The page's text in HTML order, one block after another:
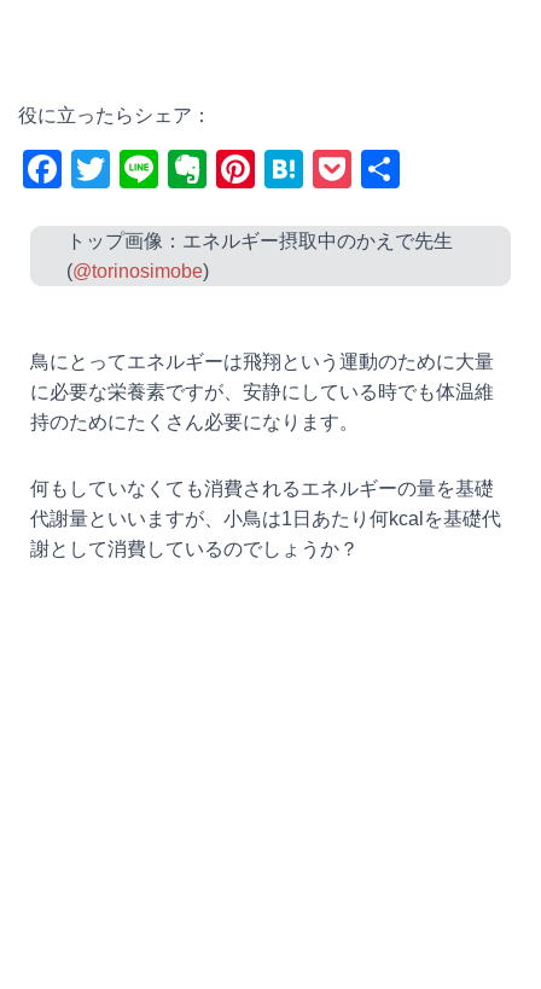
役に立ったらシェア：
F
c
e
o
o
k
T
tt
er
Li
e
E
er
n
e
Pi
er
e
H
e
n
P
ck
et
トップ画像：エネルギー摂取中のかえで先生
(@torinosimobe)
鳥にとってエネルギーは飛翔という運動のために大量
に必要な栄養素ですが、安静にしている時でも体温維
持のためにたくさん必要になります。
何もしていなくても消費されるエネルギーの量を基礎
代謝量といいますが、小鳥は1日あたり何kcalを基礎代
謝として消費しているのでしょうか？